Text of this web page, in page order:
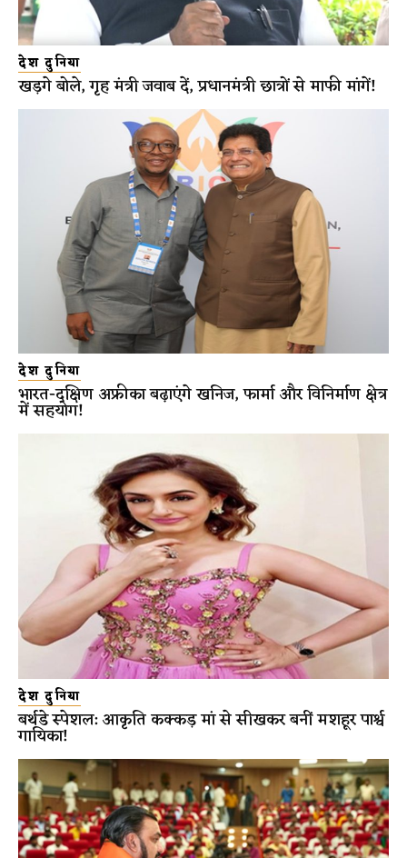
देश दुनिया
खड़गे बोले, गृह मंत्री जवाब दें, प्रधानमंत्री छात्रों से माफी मांगें!
देश दुनिया
भारत-दक्षिण अफ्रीका बढ़ाएंगे खनिज, फार्मा और विनिर्माण क्षेत्र
में सहयोग!
देश दुनिया
बर्थडे स्पेशल: आकृति कक्कड़ मां से सीखकर बनीं मशहूर पार्श्व
गायिका!